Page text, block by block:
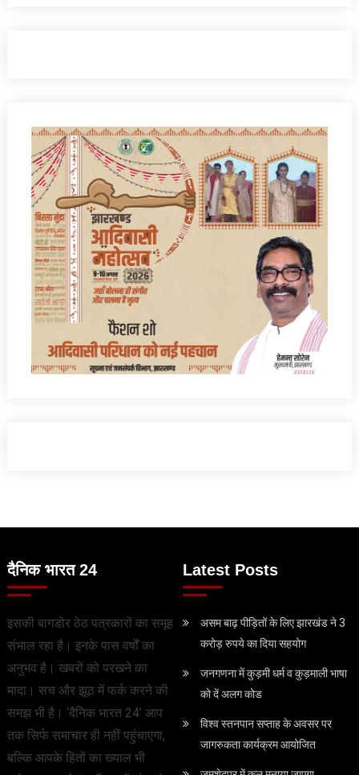
दैनिक भारत 24
इसकी बागडोर ठेठ पत्रकारों का समूह
संभाल रहा है। इनके पास वर्षों का
अनुभव है। खबरों को परखने का
मादा। सच और झूठ में फर्क करने की
समझ भी है। ‘दैनिक भारत 24’ आप
तक सिर्फ समाचार ही नहीं पहुंचाएगा,
बल्कि आपके हितों का ख्याल भी
Latest Posts
असम बाढ़ पीड़ितों के लिए झारखंड ने 3
करोड़ रुपये का दिया सहयोग
जनगणना में कुड़मी धर्म व कुड़माली भाषा
को दें अलग कोड
विश्व स्तनपान सप्ताह के अवसर पर
जागरुकता कार्यक्रम आयोजित